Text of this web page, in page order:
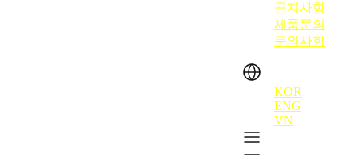
공지사항
제품문의
문의사항
KOR
ENG
VN